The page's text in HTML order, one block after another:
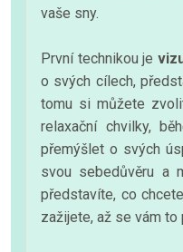
vaše sny.
První technikou je
o svých cílech,
tomu si můžete
relaxační chvilky,
přemýšlet o svých
svou sebedůvěru a
představíte, co
zažijete, až se vám to